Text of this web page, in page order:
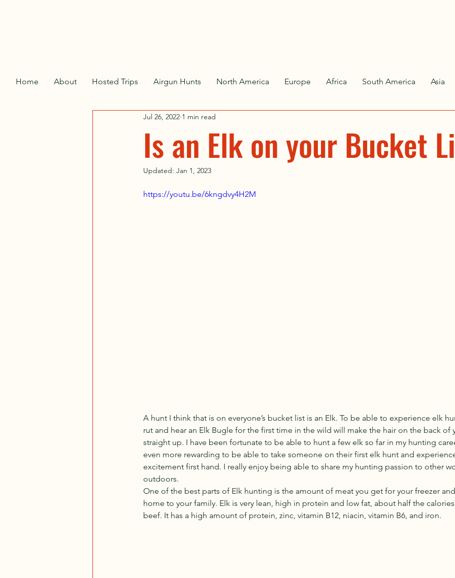
Home About Hosted Trips Airgun Hunts North America Europe Africa South America Asia
Is an Elk on your Bucket
Jul 26, 2022 1 min read
Updated: Jan 1, 2023
https://youtu.be/6kngdvy4H2M
A hunt I think that is on everyone’s bucket list is an Elk. To be able to experience elk
rut and hear an Elk Bugle for the first time in the wild will make the hair on the back of
straight up. I have been fortunate to be able to hunt a few elk so far in my hunting
even more rewarding to be able to take someone on their first elk hunt and
excitement first hand. I really enjoy being able to share my hunting passion to other
outdoors.
One of the best parts of Elk hunting is the amount of meat you get for your freezer
home to your family. Elk is very lean, high in protein and low fat, about half the
beef. It has a high amount of protein, zinc, vitamin B12, niacin, vitamin B6, and iron.